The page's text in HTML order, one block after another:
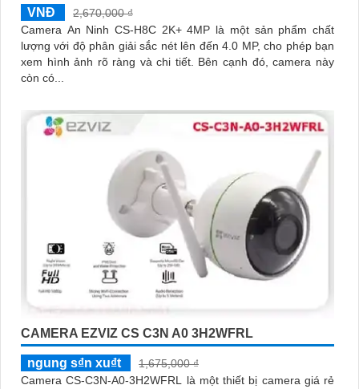
VNĐ
2,670,000 ₫
Camera An Ninh CS-H8C 2K+ 4MP là một sản phẩm chất
lượng với độ phân giải sắc nét lên đến 4.0 MP, cho phép bạn
xem hình ảnh rõ ràng và chi tiết. Bên cạnh đó, camera này
còn có...
CAMERA EZVIZ CS C3N A0 3H2WFRL
ngung s₫n xu₫t
1,675,000 ₫
Camera CS-C3N-A0-3H2WFRL là một thiết bị camera giá rẻ